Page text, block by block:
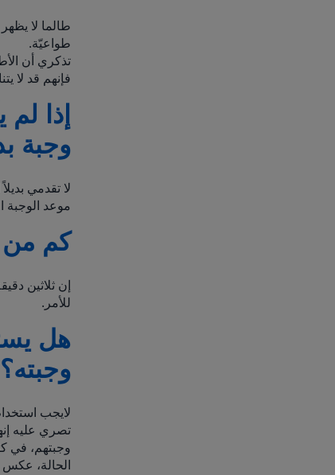
طالما لا
طواعيّة.
فإنهم قد لا
إذا
وجبة
لا تقدمي
موعد الوجبة
كم من
إن ثلاثين
للأمر.
هل
وجبته؟
لايجب
تصري عليه
وجبتهم، في
الحالة، عكس